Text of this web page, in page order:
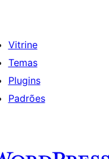
Vitrine
Temas
Plugins
Padrões